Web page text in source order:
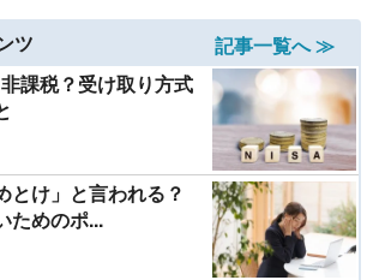
ツ
記事一覧へ ≫
課税？受け取り方式
とけ」と言われる？
ためのポ...